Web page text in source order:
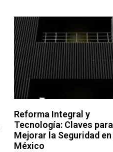
Reforma Integral y
Tecnología: Claves para
Mejorar la Seguridad en
México